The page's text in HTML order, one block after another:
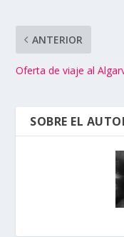
ANTERIOR
Oferta de viaje al
SOBRE EL